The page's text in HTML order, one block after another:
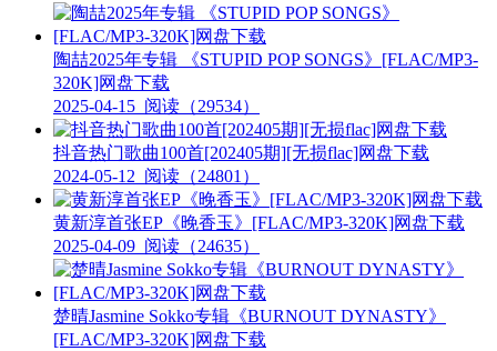
陶喆2025年专辑 《STUPID POP SONGS》[FLAC/MP3-
320K]网盘下载
2025-04-15 阅读（29534）
抖音热门歌曲100首[202405期][无损flac]网盘下载
2024-05-12 阅读（24801）
黄新淳首张EP《晚香玉》[FLAC/MP3-320K]网盘下载
2025-04-09 阅读（24635）
楚晴Jasmine Sokko专辑《BURNOUT DYNASTY》
[FLAC/MP3-320K]网盘下载